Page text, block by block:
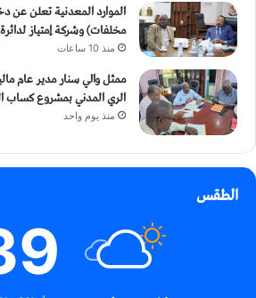
مخلفات) وشركة إمتياز لدائرة
منذ 10 ساعات
ممثل والي سنار مدير عام
الري المدني بمشروع كساب
منذ يوم واحد
الطقس